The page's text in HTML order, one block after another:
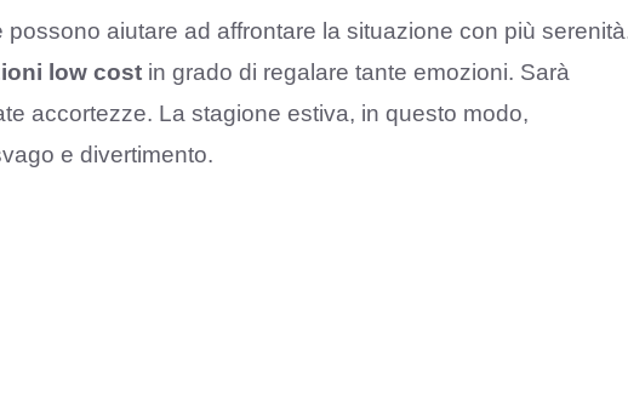
aiutare ad affrontare la situazione con più
low cost in grado di regalare tante emozioni. Sarà
accortezze. La stagione estiva, in questo modo,
e divertimento.